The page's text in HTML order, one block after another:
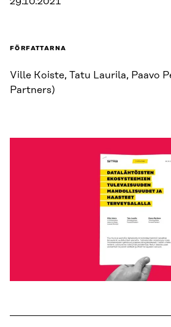
FÖRFATTARNA
Ville Koiste, Tatu Laurila, Paavo
Partners)